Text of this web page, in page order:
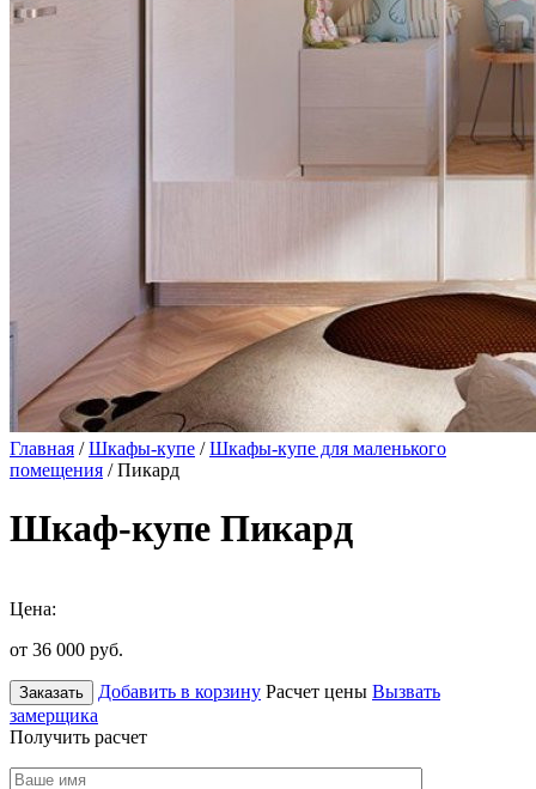
Главная /Шкафы-купе /Шкафы-купе для маленького
помещения / Пикард
Шкаф-купе Пикард
Цена:
от 36 000 руб.
Заказать Добавить в корзину Расчет цены Вызвать
замерщика
Получить расчет